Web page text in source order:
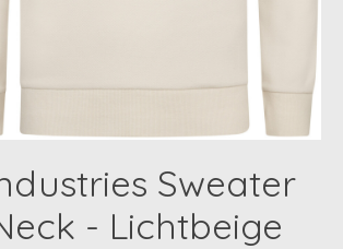
Sweater
- Lichtbeige